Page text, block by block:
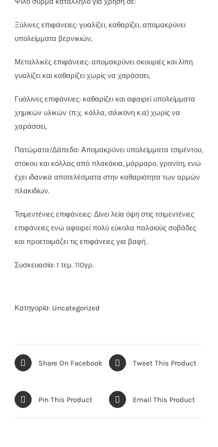
Ξύλινες επιφάνειες: γυαλίζει, καθαρίζει, απομακρύνει
υπολείμματα βερνικιών,
Μεταλλικές επιφάνειες: απομακρύνει σκουριές και λίπη
γυαλίζει και καθαρίζει χωρίς να χαράσσει,
Γυάλινες επιφάνειες: καθαρίζει και αφαιρεί υπολείμματα
χημικών υλικών (π.χ. κόλλα, σιλικόνη κ.α) χωρίς να
χαράσσει,
Πατώματα/Δάπεδα: Απομακρύνει υπολείμματα τσιμέντου,
στόκου και κόλλας από πλακάκια, μάρμαρο, γρανίτη, ενώ
έχει ιδανικά αποτελέσματα στην καθαριότητα των αρμών
πλακιδίων.
Τσιμεντένιες επιφάνειες: Δίνει λεία όψη στις τσιμεντένιες
επιφάνειες ενώ αφαιρεί πολύ εύκολα παλαιούς σοβάδες
και προετοιμάζει τις επιφάνειες για βαφή .
Συσκευασία: 1 τεμ. 110γρ.
Κατηγορία: Uncategorized
Share On Facebook Tweet This Product
Pin This Product Email This Product